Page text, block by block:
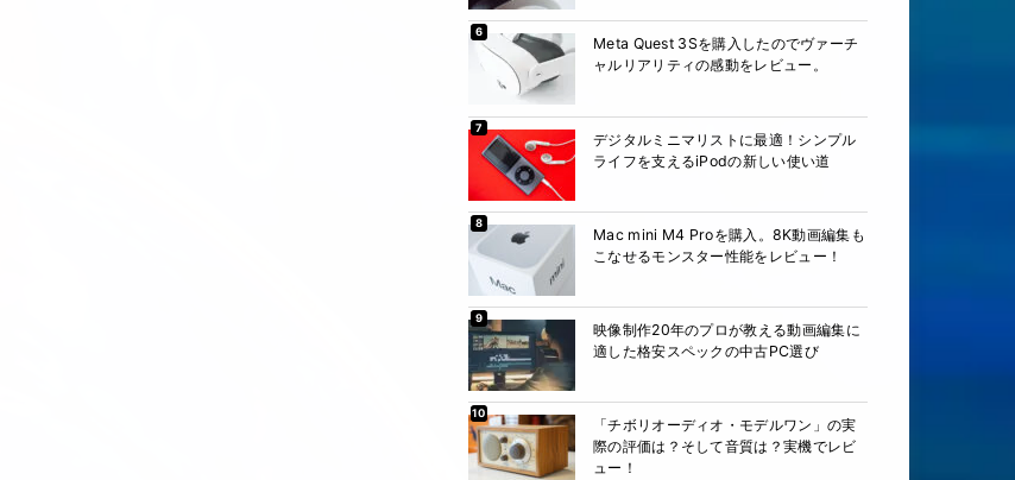
Meta Quest 3Sを購入したのでヴァーチ
ャルリアリティの感動をレビュー。
デジタルミニマリストに最適！シンプル
ライフを支えるiPodの新しい使い道
Mac mini M4 Proを購入。8K動画編集も
こなせるモンスター性能をレビュー！
映像制作20年のプロが教える動画編集に
適した格安スペックの中古PC選び
「チボリオーディオ・モデルワン」の実
際の評価は？そして音質は？実機でレビ
ュー！